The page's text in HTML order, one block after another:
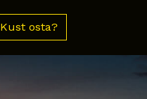
Kust osta?